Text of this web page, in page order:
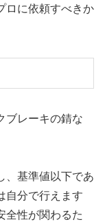
ロに依頼すべきか
ブレーキの錆な
、基準値以下であ
自分で行えます
全性が関わるた